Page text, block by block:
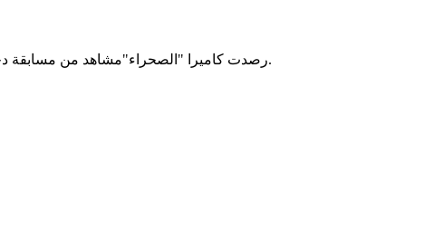
رصدت كاميرا "الصحراء"مشاهد من مسابقة دخول الإعدادية للعام 2020، حيث ترابط أمهات في مشهد مهيب وفي يوم شديد الحرارة، أمام مراكز الامتحان في انتظار فلذات أكبادهن.